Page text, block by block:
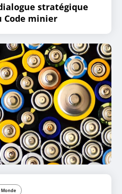
stratégique
Code minier